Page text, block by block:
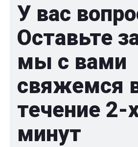
У вас
Оставьте
мы с вами
свяжемся
течение 2-
минут